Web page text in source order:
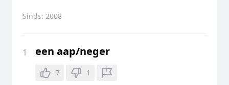
Sinds: 2008
1 een aap/neger
7 1